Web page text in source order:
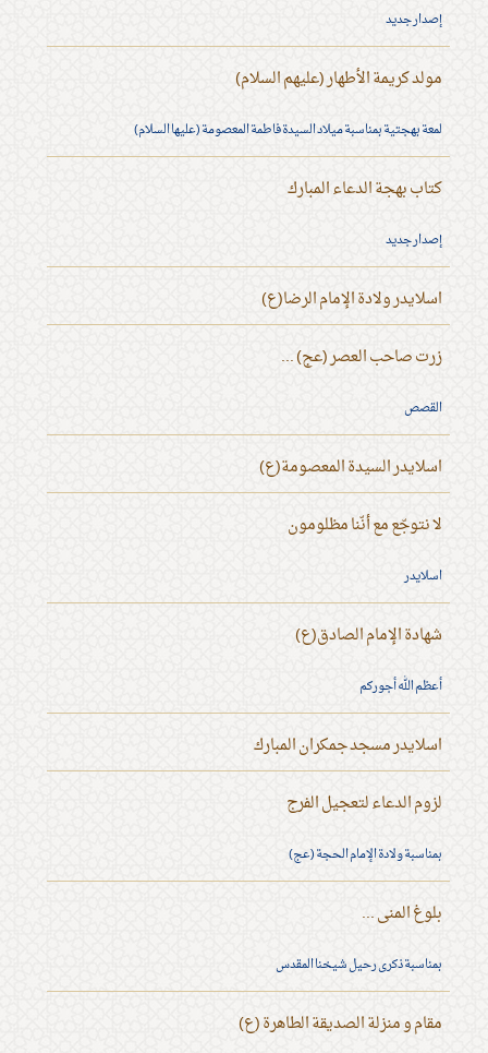
إصدار جديد
مولد كريمة الأطهار (عليهم السلام)
لمعة بهجتية بمناسبة ميلاد السيدة فاطمة المعصومة (عليها السلام)
كتاب بهجة الدعاء المبارك
إصدار جديد
اسلايدر ولادة الإمام الرضا(ع)
زرت صاحب العصر (عج) ...
القصص
اسلايدر السيدة المعصومة(ع)
لا نتوجّع مع أنّنا مظلومون
اسلايدر
شهادة الإمام الصادق(ع)
أعظم الله أجوركم
اسلايدر مسجد جمكران المبارك
لزوم الدعاء لتعجيل الفرج
بمناسبة ولادة الإمام الحجة (عج)
بلوغ المنى ...
بمناسبة ذكرى رحيل شيخنا المقدس
مقام و منزلة الصديقة الطاهرة (ع)